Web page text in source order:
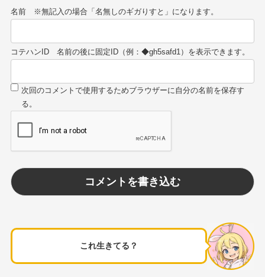
名前
コテハンID
これ生きてる？